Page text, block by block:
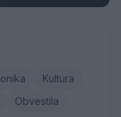
Kultura
Obvestila